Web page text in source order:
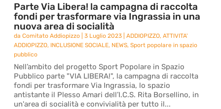
Parte Via Libera! la campagna di raccolta
fondi per trasformare via Ingrassia in una
nuova area di socialità
daComitato Addiopizzo |3 Luglio 2023 |ADDIOPIZZO,ATTIVITA'
ADDIOPIZZO, INCLUSIONE SOCIALE, NEWS,Sport popolare in spazio
pubblico
Nell’ambito del progetto Sport Popolare in Spazio
Pubblico parte "VIA LIBERA!", la campagna di raccolta
fondi per trasformare Via Ingrassia, lo spazio
antistante il Plesso Amari dell’I.C.S. Rita Borsellino, in
un'area di socialità e convivialità per tutto il...